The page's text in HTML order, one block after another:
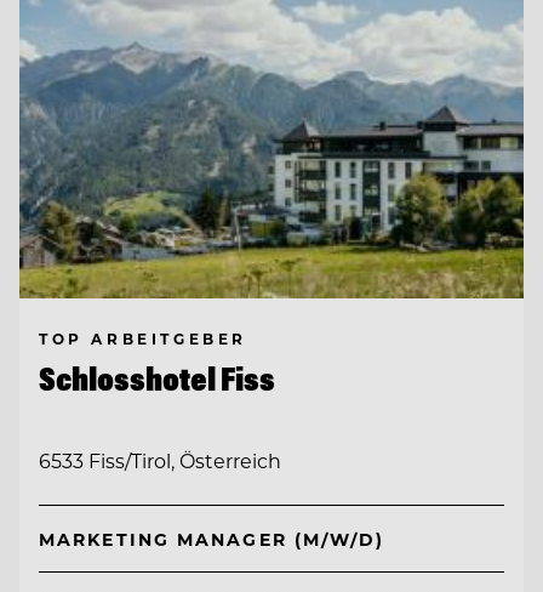
TOP ARBEITGEBER
Schlosshotel Fiss
6533 Fiss/Tirol, Österreich
MARKETING MANAGER (M/W/D)